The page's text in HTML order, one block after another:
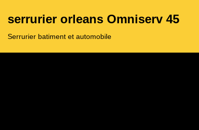
au
serrurier orleans Omniserv 45
Serrurier batiment et automobile